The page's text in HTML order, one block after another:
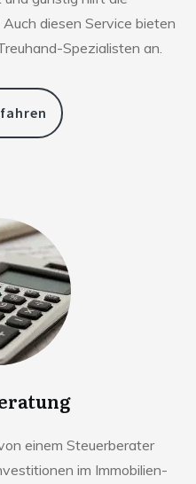
diesen Service bieten
Spezialisten an.
einem Steuerberater
im Immobilien-